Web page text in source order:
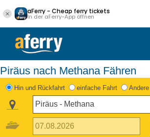
aFerry - Cheap ferry tickets
In der aFerry-App öffnen
Piräus nach Methana Fähren
Hin und Rückfahrt einfache Fahrt